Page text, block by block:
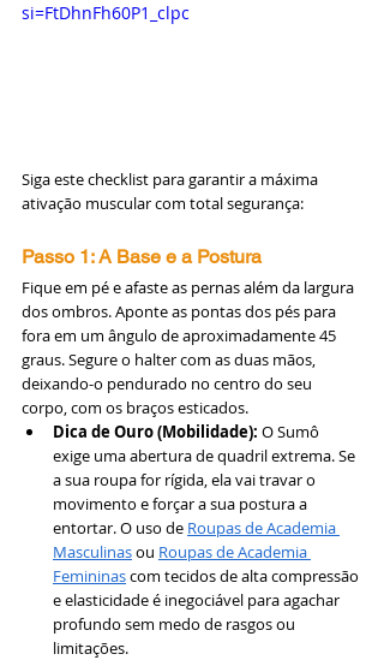
si=FtDhnFh60P1_clpc
Siga este checklist para garantir a máxima
ativação muscular com total segurança:
Passo 1: A Base e a Postura
Fique em pé e afaste as pernas além da largura
dos ombros. Aponte as pontas dos pés para
fora em um ângulo de aproximadamente 45
graus. Segure o halter com as duas mãos,
deixando-o pendurado no centro do seu
corpo, com os braços esticados.
Dica de Ouro (Mobilidade): O Sumô
exige uma abertura de quadril extrema. Se
a sua roupa for rígida, ela vai travar o
movimento e forçar a sua postura a
entortar. O uso de Roupas de Academia
Masculinas ou Roupas de Academia
Femininas com tecidos de alta compressão
e elasticidade é inegociável para agachar
profundo sem medo de rasgos ou
limitações.